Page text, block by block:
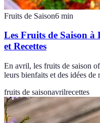
Fruits de Saison6 min
Les Fruits de Saison
et Recettes
En avril, les fruits de saison
leurs bienfaits et des idées de
fruits de saisonavrilrecettes